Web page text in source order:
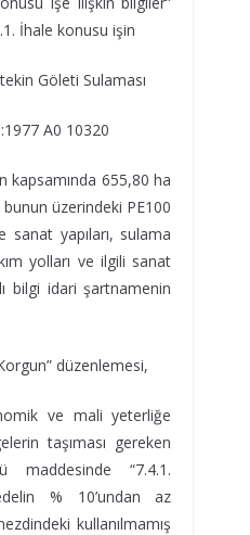
İhale konusu işin
Göleti Sulaması
A0 10320
kapsamında 655,80 ha
üzerindeki PE100
sanat yapıları, sulama
yolları ve ilgili sanat
bilgi idari şartnamenin
düzenlemesi,
ve mali yeterliğe
taşıması gereken
maddesinde “7.4.1.
% 10’undan az
kullanılmamış